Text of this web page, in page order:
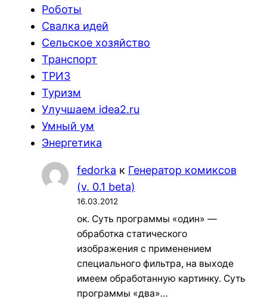
Роботы
Свалка идей
Сельское хозяйство
Транспорт
ТРИЗ
Туризм
Улучшаем idea2.ru
Умный ум
Энергетика
fedorka к Генератор комиксов
(v. 0.1 beta)
16.03.2012
ок. Суть программы «один» —
обработка статического
изображения с применением
специального фильтра, на выходе
имеем обработанную картинку. Суть
программы «два»…